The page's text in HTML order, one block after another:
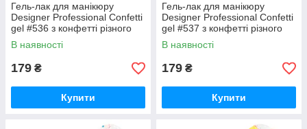
Гель-лак для манікюру
Designer Professional Confetti
gel #536 з конфетті різного
розміру, 9 мл
В наявності
179 ₴
Купити
Гель-лак для манікюру
Designer Professional Confetti
gel #537 з конфетті різного
розміру, 9 мл
В наявності
179 ₴
Купити